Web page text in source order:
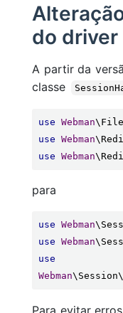
do driver
A partir da
classe
use Webman
use Webman
use Webman
para
use Webman
use Webman
use
Webman
Para evitar